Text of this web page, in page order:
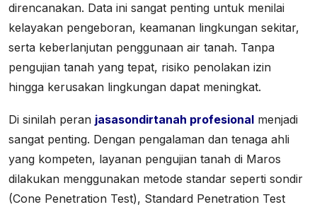
direncanakan. Data ini sangat penting untuk menilai
kelayakan pengeboran, keamanan lingkungan sekitar,
serta keberlanjutan penggunaan air tanah. Tanpa
pengujian tanah yang tepat, risiko penolakan izin
hingga kerusakan lingkungan dapat meningkat.
Di sinilah peran jasasondirtanah profesional menjadi
sangat penting. Dengan pengalaman dan tenaga ahli
yang kompeten, layanan pengujian tanah di Maros
dilakukan menggunakan metode standar seperti sondir
(Cone Penetration Test), Standard Penetration Test